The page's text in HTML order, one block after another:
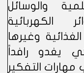
والوسائل
الكهربائية
وغيرها
يغدو رافداً
التفكير